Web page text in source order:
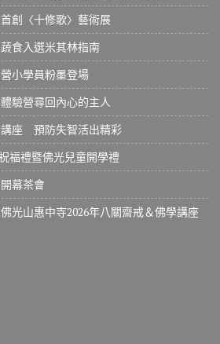
創〈十修歌〉藝術展
食入選米其林指南
小學員粉墨登場
驗營尋回內心的主人
講座 預防失智活出精彩
福禮暨佛光兒童開學禮
幕茶會
光山惠中寺2026年八關齋戒＆佛學講座